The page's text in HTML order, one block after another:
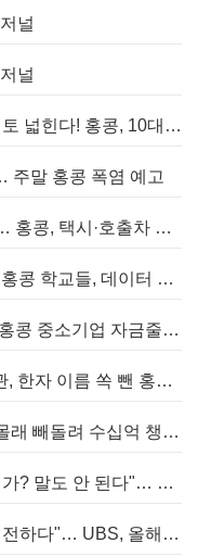
널
널
[홍콩경제] 중국과 손잡고 금융 영토 넓힌다! 홍콩, 10대 신규 정책 발표
주말 홍콩 폭염 예고
[홍콩사회] "네비만 믿다간 큰일"… 홍콩, 택시·호출차 통합 시험 도입하며 규제 본격화
[홍콩교육] "AI 도구 난립의 역습" 홍콩 학교들, 데이터 고립에 교육 효과 평가 비상
[홍콩금융] "은행 문턱 낮아졌다" 홍콩 중소기업 자금줄 숨통 트이나… HKMA "2분기 신용 조건 안정적"
[홍콩부동산] 렁춘잉 전 행정장관, 한자 이름 쏙 뺀 홍콩 고급 아파트 단지들에 쓴소리
[홍콩뉴스] 샤넬 명품 700여 개 몰래 빼돌려 수십억 챙긴 직원 4년~7년형 선고
[홍콩정치] "의원 발언 횟수로 평가? 말도 안 된다"… 홍콩 입법회 의장의 일침
[홍콩경제] "홍콩 성장 가능성 여전하다"… UBS, 올해 홍콩 GDP 성장률 전망치 4.5%로 대폭 상향